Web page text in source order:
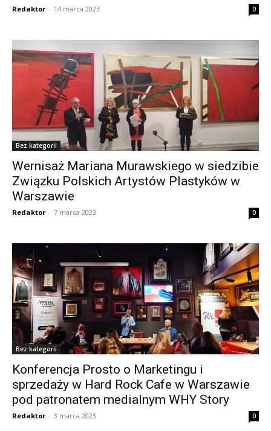
Redaktor - 14 marca 2023 0
Bez kategorii
Wernisaż Mariana Murawskiego w siedzibie
Związku Polskich Artystów Plastyków w
Warszawie
Redaktor - 7 marca 2023 0
Bez kategorii
Konferencja Prosto o Marketingu i
sprzedaży w Hard Rock Cafe w Warszawie
pod patronatem medialnym WHY Story
Redaktor - 3 marca 2023 0